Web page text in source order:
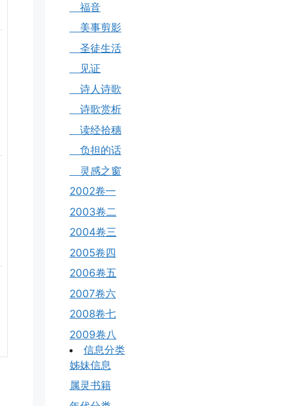
福音
美事剪影
圣徒生活
见证
诗人诗歌
诗歌赏析
读经拾穗
负担的话
灵感之窗
2002卷一
2003卷二
2004卷三
2005卷四
2006卷五
2007卷六
2008卷七
2009卷八
信息分类
姊妹信息
属灵书籍